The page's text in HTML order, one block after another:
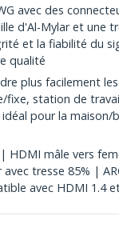
avec des
d'Al-Mylar et une
et la fiabilité du
qualité
plus facilement
fixe, station de
pour la maison/
| HDMI mâle vers
tresse 85% |
avec HDMI 1.4